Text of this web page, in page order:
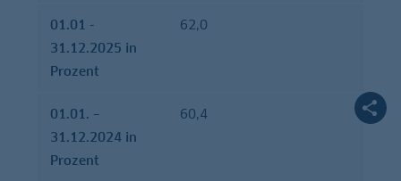
01.01 -
31.12.2025 in
Prozent
62,0
01.01. –
31.12.2024 in
Prozent
60,4